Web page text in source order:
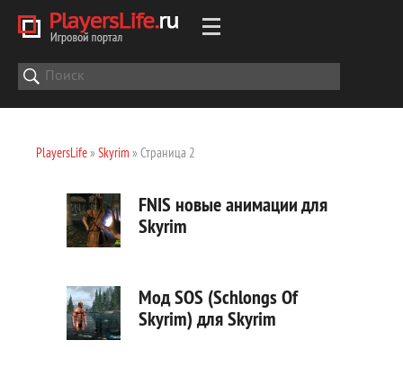
PlayersLife» Skyrim » Страница 2
FNIS новые анимации для
Skyrim
Мод SOS (Schlongs Of
Skyrim) для Skyrim